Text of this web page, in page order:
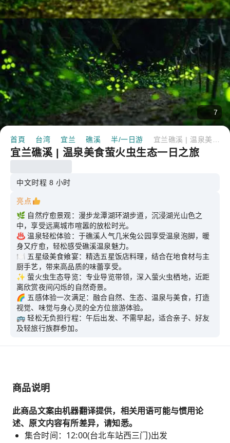
7
首頁 台湾 宜兰 礁溪 半/一日游
宜兰礁溪 | 温泉美食萤火虫生态一日之旅
中文时程 8 小时
亮点
🌿 自然疗愈景观：漫步龙潭湖环湖步道，沉浸湖光山色之
中，享受远离城市喧嚣的放松时光。
♨️ 温泉轻松体验：于礁溪人气几米兔公园享受温泉泡脚，暖
身又疗愈，轻松感受礁溪温泉魅力。
🍽️ 五星级美食飨宴：精选五星饭店料理，结合在地食材与主
厨手艺，带来高品质的味蕾享受。
✨ 萤火虫生态导览：专业导览带领，深入萤火虫栖地，近距
离欣赏夜间闪烁的自然奇景。
🌈 五感体验一次满足：融合自然、生态、温泉与美食，打造
视觉、味觉与身心灵的全方位旅游体验。
🚌 轻松无负担行程：午后出发、不需早起，适合亲子、好友
及轻旅行族群参加。
商品说明
此商品文案由机器翻译提供，相关用语可能与惯用论
述、原文内容有所差异，请知悉。
集合时间：12:00(台北车站西三门)出发